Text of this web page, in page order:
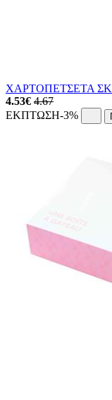
ΧΑΡΤΟΠΕΤΣΕΤΑ
4.53€ 4.67
ΕΚΠΤΩΣΗ-3%